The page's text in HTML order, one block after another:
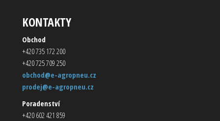
KONTAKTY
Obchod
+420 735 172 200
+420 725 709 250
obchod@e-agropneu.cz
prodej@e-agropneu.cz
Poradenství
+420 602 421 859